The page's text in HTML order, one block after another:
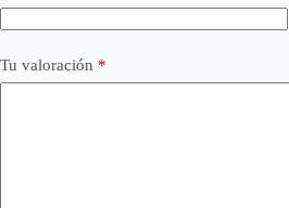
Tu valoración *